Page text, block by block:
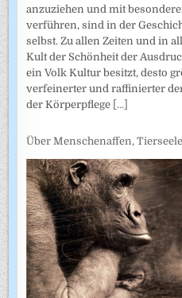
anzuziehen und mit
verführen, sind in der
selbst. Zu allen Zeiten und in
Kult der Schönheit der
ein Volk Kultur besitzt, desto
verfeinerter und raffinierter
der Körperpflege [...]
Über Menschenaffen,